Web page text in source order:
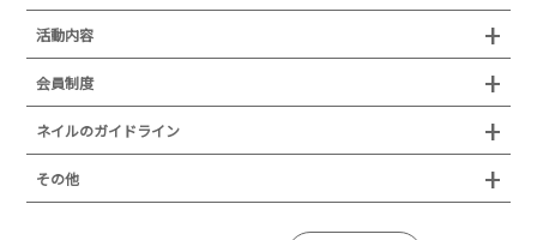
所在地
プレスリリース
叙勲・褒章・受賞・表彰
通常総会について
JNAフットケア理論検定試験
ネイリスト技能検定試験（JNEC主催）
JNAネイリスト技能検定国際試験
JNAネイリストキャリアパス講習会
認定制度
認定校
活動内容
ネイルエキスポ
ネイルオブザイヤー
セミナー
セミナー
JNAスーパーライブ
ネイルサロン衛生管理士講習会
ネイルトレンド
ネイルトレンド
トレンドプロジェクトメンバー
会員制度
会員制度
法人会員
ネイルのガイドライン
新型コロナ感染症関連
その他